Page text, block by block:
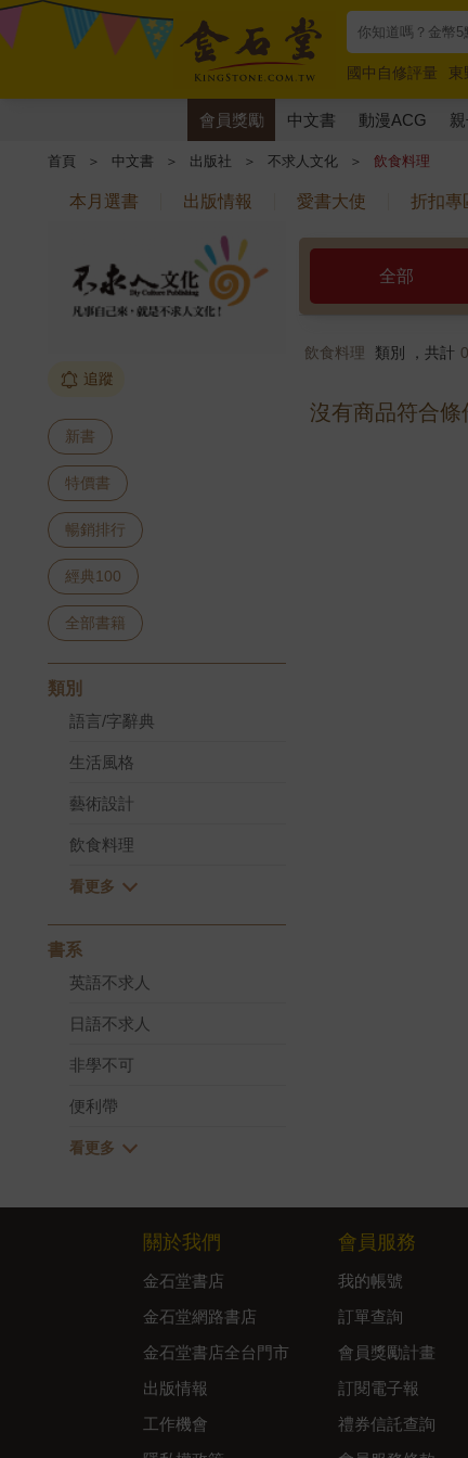
國中自修評量 東
唯紅花綻放
奧德
會員獎勵 中文書 動漫ACG
首頁 ＞ 中文書 ＞ 出版社 ＞ 不求人文化 ＞ 飲食料理
本月選書 出版情報 愛書大使 折扣專
追蹤
新書
特價書
暢銷排行
經典100
全部書籍
類別
語言/字辭典
生活風格
藝術設計
飲食料理
書系
英語不求人
日語不求人
非學不可
便利帶
全部
飲食料理 類別 ，共計 0
沒有商品符合條
關於我們
金石堂書店
金石堂網路書店
金石堂書店全台門市
出版情報
工作機會
會員服務
我的帳號
訂單查詢
會員獎勵計畫
訂閱電子報
禮券信託查詢